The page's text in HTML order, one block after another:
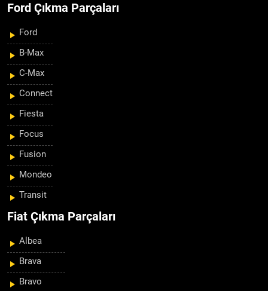
Ford Çıkma Parçaları
Ford
B-Max
C-Max
Connect
Fiesta
Focus
Fusion
Mondeo
Transit
Fiat Çıkma Parçaları
Albea
Brava
Bravo